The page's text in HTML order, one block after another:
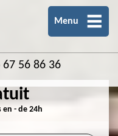
Menu
67 56 86 36
- de 24h